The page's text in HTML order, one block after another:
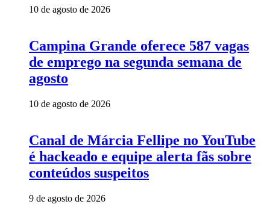
10 de agosto de 2026
Campina Grande oferece 587 vagas
de emprego na segunda semana de
agosto
10 de agosto de 2026
Canal de Márcia Fellipe no YouTube
é hackeado e equipe alerta fãs sobre
conteúdos suspeitos
9 de agosto de 2026